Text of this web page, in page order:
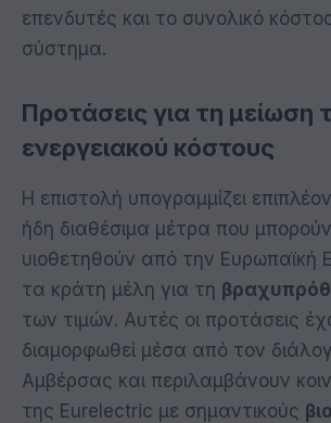
επενδυτές και το συνολικό
σύστημα.
Προτάσεις για τη μείωση
ενεργειακού κόστους
Η επιστολή υπογραμμίζει
ήδη διαθέσιμα μέτρα που
υιοθετηθούν από την Ευρωπαϊκή
τα κράτη μέλη για τη
των τιμών. Αυτές οι προτάσεις
διαμορφωθεί μέσα από τον
Αμβέρσας και περιλαμβάνουν
της Eurelectric με σημαντικούς